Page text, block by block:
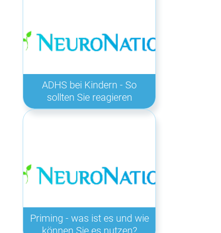
ADHS bei Kindern - So
sollten Sie reagieren
Priming - was ist es und wie
können Sie es nutzen?